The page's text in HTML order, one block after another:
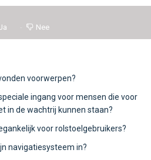
Ja Nee
voorwerpen?
ingang voor mensen die voor
in de wachtrij kunnen staan?
voor rolstoelgebruikers?
navigatiesysteem in?